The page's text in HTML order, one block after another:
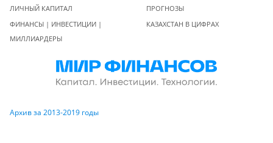
ЛИЧНЫЙ КАПИТАЛ
ФИНАНСЫ | ИНВЕСТИЦИИ |
МИЛЛИАРДЕРЫ
ПРОГНОЗЫ
КАЗАХСТАН В ЦИФРАХ
Архив за 2013-2019 годы